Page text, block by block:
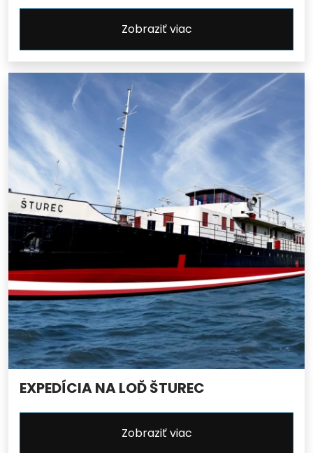
Zobraziť viac
EXPEDÍCIA NA LOĎ ŠTUREC
Zobraziť viac